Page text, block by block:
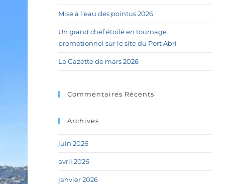
Mise à l’eau des pointus 2026
Un grand chef étoilé en tournage
promotionnel sur le site du Port Abri
La Gazette de mars 2026
Commentaires Récents
Archives
juin 2026
avril 2026
janvier 2026